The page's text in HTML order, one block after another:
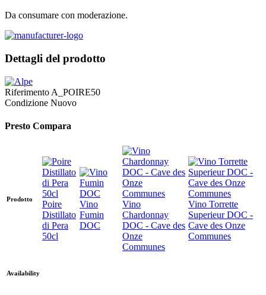
Da consumare con moderazione.
Dettagli del prodotto
Riferimento A_POIRE50
Condizione Nuovo
Presto Compara
Prodotto
Poire
Distillato
di Pera
50cl
Vino
Fumin
DOC
Vino
Chardonnay
DOC - Cave des
Onze
Communes
Vino Torrette
Superieur DOC -
Cave des Onze
Communes
Availability